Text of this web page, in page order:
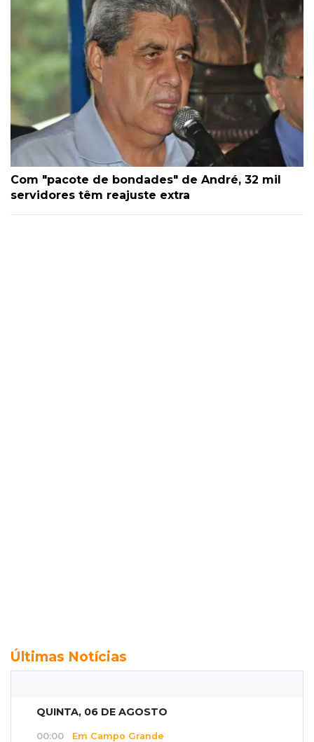
Com "pacote de bondades" de André, 32 mil
servidores têm reajuste extra
Últimas Notícias
QUINTA, 06 DE AGOSTO
00:00 Em Campo Grande